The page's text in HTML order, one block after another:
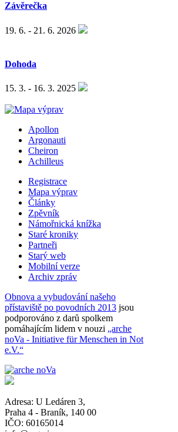
Závěrečka
19. 6. - 21. 6. 2026
Dohoda
15. 3. - 16. 3. 2025
Apollon
Argonauti
Cheiron
Achilleus
Registrace
Mapa výprav
Články
Zpěvník
Námořnická knížka
Staré kroniky
Partneři
Starý web
Mobilní verze
Archiv zpráv
Obnova a vybudování našeho
přístaviště po povodních 2013 jsou
podporováno z darů spolkem
pomáhajícím lidem v nouzi „arche
noVa - Initiative für Menschen in Not
e.V.“
Adresa: U Ledáren 3,
Praha 4 - Braník, 140 00
IČO: 60165014